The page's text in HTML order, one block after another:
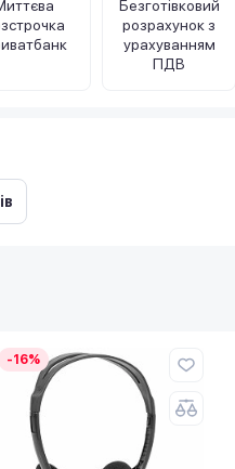
Безготівковий
розрахунок з
урахуванням
ПДВ
-16%